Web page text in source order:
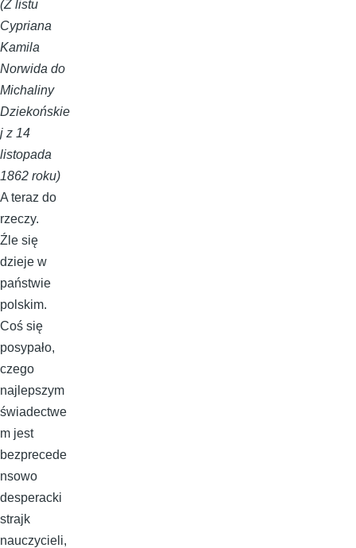
(Z listu
Cypriana
Kamila
Norwida do
Michaliny
Dziekońskie
j z 14
listopada
1862 roku)
A teraz do
rzeczy.
Źle się
dzieje w
państwie
polskim.
Coś się
posypało,
czego
najlepszym
świadectwe
m jest
bezprecede
nsowo
desperacki
strajk
nauczycieli,